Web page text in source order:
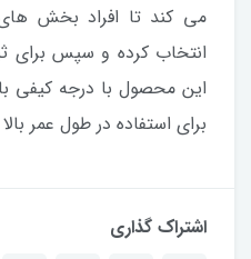
می کند تا افراد بخش
انتخاب کرده و سپس برای
این محصول با درجه کیفی
برای استفاده در طول عمر
اشتراک گذاری